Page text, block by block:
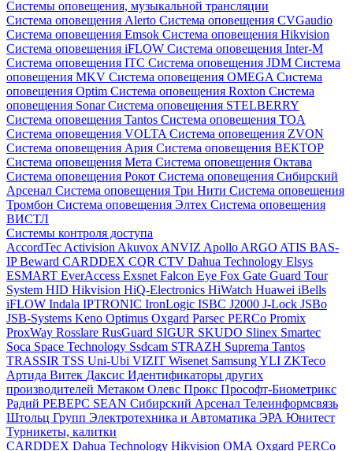
Системы оповещения, музыкальной трансляции
Система оповещения Alerto Система оповещения CVGaudio
Система оповещения Emsok Система оповещения Hikvision
Система оповещения iFLOW Система оповещения Inter-M
Система оповещения ITC Система оповещения JDM Система
оповещения MKV Система оповещения OMEGA Система
оповещения Optim Система оповещения Roxton Система
оповещения SonarСистема оповещения STELBERRY
Система оповещения Tantos Система оповещения TOA
Система оповещения VOLTA Система оповещения ZVON
Система оповещения Ария Система оповещения ВЕКТОР
Система оповещения Мета Система оповещения Октава
Система оповещения Рокот Система оповещения Сибирский
Арсенал Система оповещения Три Нити Система оповещения
Тромбон Система оповещения Элтех Система оповещения
ВИСТЛ
Системы контроля доступа
AccordTec Activision Akuvox ANVIZ Apollo ARGO ATIS BAS-
IPBeward CARDDEX CQR CTV Dahua Technology Elsys
ESMART EverAccess Exsnet Falcon Eye Fox Gate Guard Tour
System HID Hikvision HiQ-Electronics HiWatch Huawei iBells
iFLOW Indala IPTRONIC IronLogic ISBC J2000 J-Lock JSBo
JSB-Systems Keno Optimus Oxgard Parsec PERCo Promix
ProxWay Rosslare RusGuard SIGUR SKUDO Slinex Smartec
Soca Space Technology Ssdcam STRAZH Suprema Tantos
TRASSIR TSS Uni-Ubi VIZIT Wisenet SamsungYLI ZKTeco
Артида Витек Даксис Идентификаторы других
производителей Метаком Олевс Прокс Прософт-Биометрикс
Радий РЕВЕРС SEAN Сибирский Арсенал Телеинформсвязь
Штольц Групп Электротехника и Автоматика ЭРА Юнитест
Турникеты, калитки
CARDDEX Dahua Technology Hikvision ОМА Oxgard PERCo